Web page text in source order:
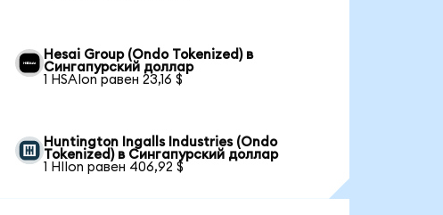
Hesai Group (Ondo Tokenized) в
Сингапурский доллар
1 HSAIon равен 23,16 $
Huntington Ingalls Industries (Ondo
Tokenized) в Сингапурский доллар
1 HIIon равен 406,92 $